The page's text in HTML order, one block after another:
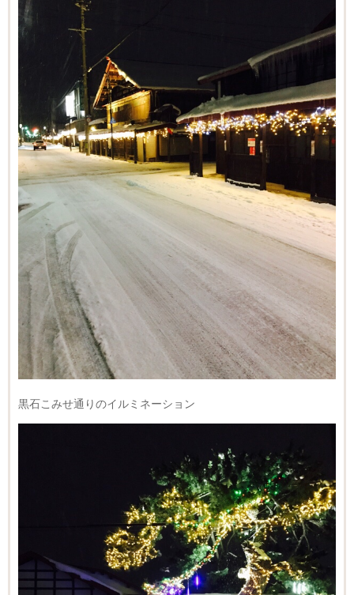
黒石こみせ通りのイルミネーション